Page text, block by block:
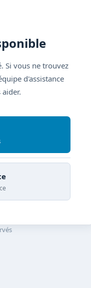
Si vous ne trouvez
d'assistance